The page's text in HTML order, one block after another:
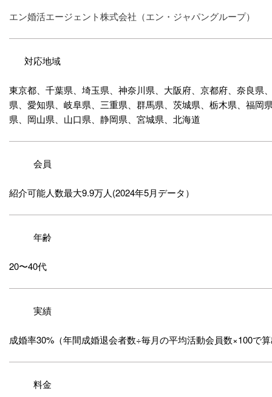
エン婚活エージェント株式会社（エン・ジャパングループ）
対応地域
東京都、千葉県、埼玉県、神奈川県、大阪府、京都府、奈良県
県、愛知県、岐阜県、三重県、群馬県、茨城県、栃木県、福岡
県、岡山県、山口県、静岡県、宮城県、北海道
会員
紹介可能人数最大9.9万人(2024年5月データ）
年齢
20〜40代
実績
成婚率30%（年間成婚退会者数÷毎月の平均活動会員数×100で
料金